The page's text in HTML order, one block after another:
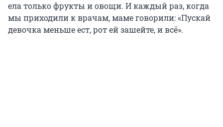
ела только фрукты и овощи. И каждый раз, когда
мы приходили к врачам, маме говорили: «Пускай
девочка меньше ест, рот ей зашейте, и всё».